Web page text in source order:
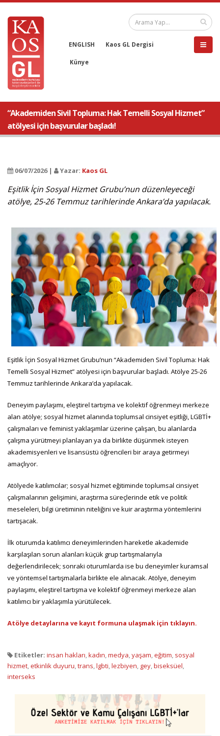
ENGLISH Kaos GL Dergisi
Künye
“Akademiden Sivil Topluma: Hak Temelli Sosyal Hizmet”
atölyesi için başvurular başladı!
06/07/2026 | Yazar: Kaos GL
Eşitlik İçin Sosyal Hizmet Grubu’nun düzenleyeceği
atölye, 25-26 Temmuz tarihlerinde Ankara’da yapılacak.
Eşitlik İçin Sosyal Hizmet Grubu’nun “Akademiden Sivil Topluma: Hak
Temelli Sosyal Hizmet” atölyesi için başvurular başladı. Atölye 25-26
Temmuz tarihlerinde Ankara’da yapılacak.
Deneyim paylaşımı, eleştirel tartışma ve kolektif öğrenmeyi merkeze
alan atölye; sosyal hizmet alanında toplumsal cinsiyet eşitliği, LGBTİ+
çalışmaları ve feminist yaklaşımlar üzerine çalışan, bu alanlarda
çalışma yürütmeyi planlayan ya da birlikte düşünmek isteyen
akademisyenleri ve lisansüstü öğrencileri bir araya getirmeyi
amaçlıyor.
Atölyede katılımcılar; sosyal hizmet eğitiminde toplumsal cinsiyet
çalışmalarının gelişimini, araştırma süreçlerinde etik ve politik
meseleleri, bilgi üretiminin niteliğini ve kuir araştırma yöntemlerini
tartışacak.
İlk oturumda katılımcı deneyimlerinden hareketle akademide
karşılaşılan sorun alanları küçük grup tartışmalarıyla
değerlendirilecek; sonraki oturumlarda ise bu deneyimler kuramsal
ve yöntemsel tartışmalarla birlikte ele alınacak. Atölye, deneyim
paylaşımı, eleştirel tartışma ve kolektif öğrenmeyi merkeze alan
katılımcı bir yaklaşımla yürütülecek.
Atölye detaylarına ve kayıt formuna ulaşmak için tıklayın.
Etiketler: insan hakları,kadın,medya,yaşam,eğitim, sosyal
hizmet,etkinlik duyuru,trans,lgbti,lezbiyen, gey,biseksüel,
interseks